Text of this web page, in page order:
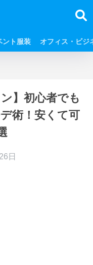
ント服装 オフィス・ビジ
】初心者でも
術！安くて可
日